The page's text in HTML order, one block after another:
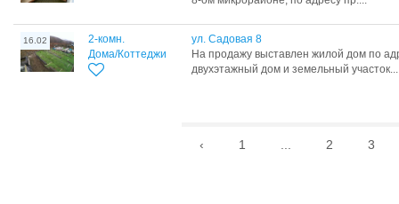
16.02
2-комн.
Дома/Коттеджи
ул. Садовая 8
На продажу выставлен жилой дом по
двухэтажный дом и земельный участок...
‹ 1 2 3